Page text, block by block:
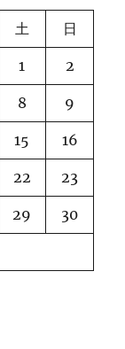
土 日
1 2
8 9
15 16
22 23
29 30